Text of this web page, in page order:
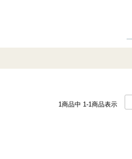
1商品中 1-1商品表示